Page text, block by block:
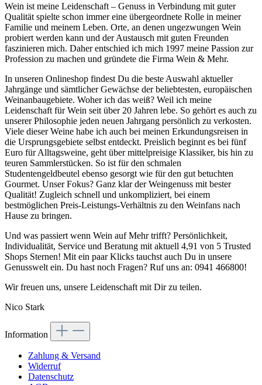
Wein ist meine Leidenschaft – Genuss in Verbindung mit guter
Qualität spielte schon immer eine übergeordnete Rolle in meiner
Familie und meinem Leben. Orte, an denen ungezwungen Wein
probiert werden kann und der Austausch mit guten Freunden
faszinieren mich. Daher entschied ich mich 1997 meine Passion zur
Profession zu machen und gründete die Firma Wein & Mehr.
In unseren Onlineshop findest Du die beste Auswahl aktueller
Jahrgänge und sämtlicher Gewächse der beliebtesten, europäischen
Weinanbaugebiete. Woher ich das weiß? Weil ich meine
Leidenschaft für Wein seit über 20 Jahren lebe. So gehört es auch zu
unserer Philosophie jeden neuen Jahrgang persönlich zu verkosten.
Viele dieser Weine habe ich auch bei meinen Erkundungsreisen in
die Ursprungsgebiete selbst entdeckt. Preislich beginnt es bei fünf
Euro für Alltagsweine, geht über mittelpreisige Klassiker, bis hin zu
teuren Sammlerstücken. So ist für den schmalen
Studentengeldbeutel ebenso gesorgt wie für den gut betuchten
Gourmet. Unser Fokus? Ganz klar der Weingenuss mit bester
Qualität! Zugleich schnell und unkompliziert, bei einem
bestmöglichen Preis-Leistungs-Verhältnis zu den Weinfans nach
Hause zu bringen.
Und was passiert wenn Wein auf Mehr trifft? Persönlichkeit,
Individualität, Service und Beratung mit aktuell 4,91 von 5 Trusted
Shops Sternen! Mit ein paar Klicks tauchst auch Du in unsere
Genusswelt ein. Du hast noch Fragen? Ruf uns an: 0941 466800!
Wir freuen uns, unsere Leidenschaft mit Dir zu teilen.
Nico Stark
Information
Zahlung & Versand
Widerruf
Datenschutz